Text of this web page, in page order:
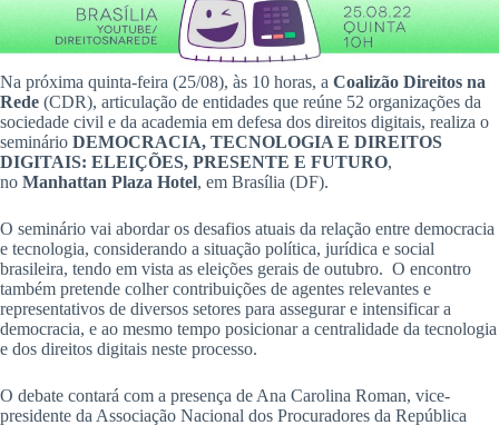
Na próxima quinta-feira (25/08), às 10 horas, a Coalizão Direitos na
Rede (CDR), articulação de entidades que reúne 52 organizações da
sociedade civil e da academia em defesa dos direitos digitais, realiza o
seminário DEMOCRACIA, TECNOLOGIA E DIREITOS
DIGITAIS: ELEIÇÕES, PRESENTE E FUTURO,
no Manhattan Plaza Hotel, em Brasília (DF).
O seminário vai abordar os desafios atuais da relação entre democracia
e tecnologia, considerando a situação política, jurídica e social
brasileira, tendo em vista as eleições gerais de outubro. O encontro
também pretende colher contribuições de agentes relevantes e
representativos de diversos setores para assegurar e intensificar a
democracia, e ao mesmo tempo posicionar a centralidade da tecnologia
e dos direitos digitais neste processo.
O debate contará com a presença de Ana Carolina Roman, vice-
presidente da Associação Nacional dos Procuradores da República